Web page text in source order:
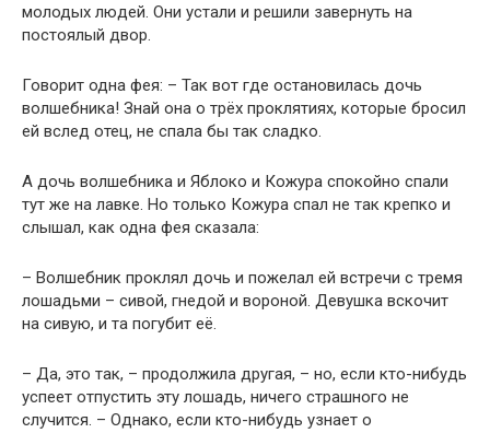
молодых людей. Они устали и решили завернуть на
постоялый двор.
Говорит одна фея: – Так вот где остановилась дочь
волшебника! Знай она о трёх проклятиях, которые бросил
ей вслед отец, не спала бы так сладко.
А дочь волшебника и Яблоко и Кожура спокойно спали
тут же на лавке. Но только Кожура спал не так крепко и
слышал, как одна фея сказала:
– Волшебник проклял дочь и пожелал ей встречи с тремя
лошадьми – сивой, гнедой и вороной. Девушка вскочит
на сивую, и та погубит её.
– Да, это так, – продолжила другая, – но, если кто-нибудь
успеет отпустить эту лошадь, ничего страшного не
случится. – Однако, если кто-нибудь узнает о